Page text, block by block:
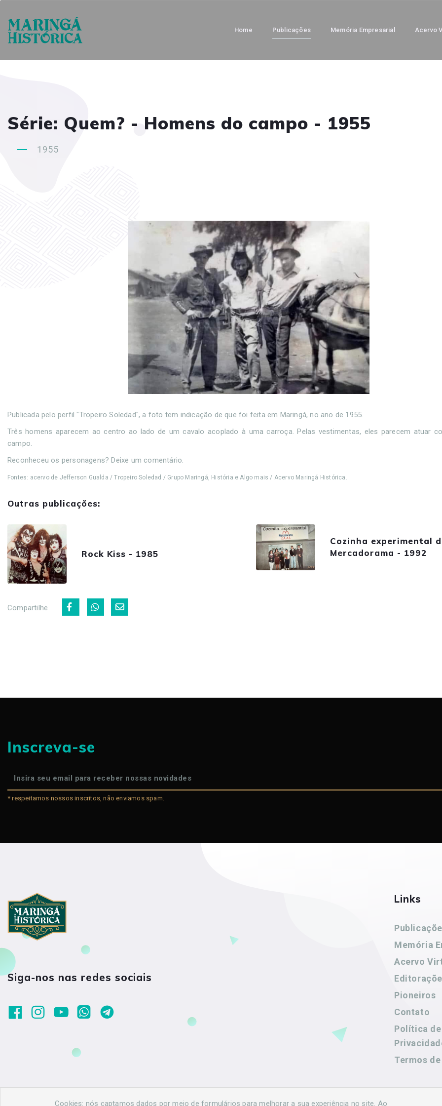
Home Publicações Memória Empresarial Acervo
Série: Quem? - Homens do campo - 1955
1955
Publicada pelo perfil "Tropeiro Soledad", a foto tem indicação de que foi feita em Maringá, no ano de 1955.
Três homens aparecem ao centro ao lado de um cavalo acoplado à uma carroça. Pelas vestimentas, eles parecem atuar
campo.
Reconheceu os personagens? Deixe um comentário.
Fontes: acervo de Jefferson Gualda / Tropeiro Soledad / Grupo Maringá, História e Algo mais / Acervo Maringá Histórica.
Outras publicações:
Rock Kiss - 1985
Cozinha experimental
Mercadorama - 1992
Compartilhe
Inscreva-se
* respeitamos nossos inscritos, não enviamos spam.
Siga-nos nas redes sociais
Links
Memória
Acervo
Pioneiros
Contato
Política de
Termos
Cookies: nós captamos dados por meio de formulários para melhorar a sua experiência no site. Ao